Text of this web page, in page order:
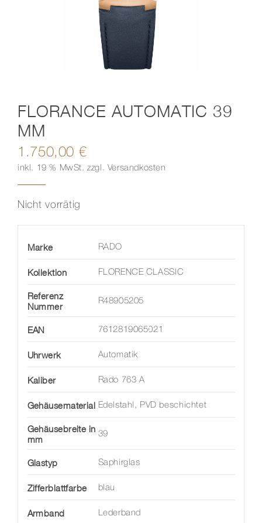
FLORANCE AUTOMATIC 39
MM
1.750,00 €
inkl. 19 % MwSt. zzgl. Versandkosten
Nicht vorrätig
Marke RADO
Kollektion FLORENCE CLASSIC
Referenz
Nummer
R48905205
EAN 7612819065021
Uhrwerk Automatik
Kaliber Rado 763 A
Gehäusematerial Edelstahl, PVD beschichtet
Gehäusebreite in
mm
39
Glastyp Saphirglas
Zifferblattfarbe blau
Armband Lederband